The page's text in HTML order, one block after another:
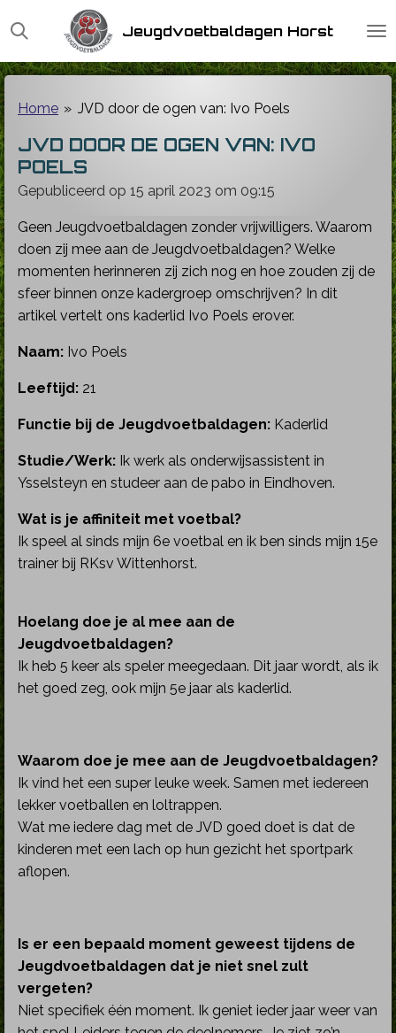
Ga
direct
naar
hoofdinhoud
Jeugdvoetbaldagen Horst
Home » JVD door de ogen van: Ivo Poels
JVD DOOR DE OGEN VAN: IVO
POELS
Gepubliceerd op 15 april 2023 om 09:15
Geen Jeugdvoetbaldagen zonder vrijwilligers. Waarom
doen zij mee aan de Jeugdvoetbaldagen? Welke
momenten herinneren zij zich nog en hoe zouden zij de
sfeer binnen onze kadergroep omschrijven? In dit
artikel vertelt ons kaderlid Ivo Poels erover.
Naam: Ivo Poels
Leeftijd: 21
Functie bij de Jeugdvoetbaldagen: Kaderlid
Studie/Werk: Ik werk als onderwijsassistent in
Ysselsteyn en studeer aan de pabo in Eindhoven.
Wat is je affiniteit met voetbal?
Ik speel al sinds mijn 6e voetbal en ik ben sinds mijn 15e
trainer bij RKsv Wittenhorst.
Hoelang doe je al mee aan de
Jeugdvoetbaldagen?
Ik heb 5 keer als speler meegedaan. Dit jaar wordt, als ik
het goed zeg, ook mijn 5e jaar als kaderlid.
Waarom doe je mee aan de Jeugdvoetbaldagen?
Ik vind het een super leuke week. Samen met iedereen
lekker voetballen en loltrappen.
Wat me iedere dag met de JVD goed doet is dat de
kinderen met een lach op hun gezicht het sportpark
aflopen.
Is er een bepaald moment geweest tijdens de
Jeugdvoetbaldagen dat je niet snel zult
vergeten?
Niet specifiek één moment. Ik geniet ieder jaar weer van